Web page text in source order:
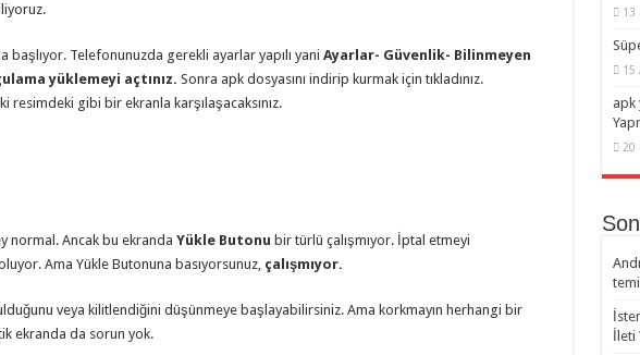
başlıyor. Telefonunuzda gerekli ayarlar yapılı yani Ayarlar- Güvenlik- Bilinmeyen
yüklemeyi açtınız. Sonra apk dosyasını indirip kurmak için tıkladınız.
resimdeki gibi bir ekranla karşılaşacaksınız.
normal. Ancak bu ekranda Yükle Butonu bir türlü çalışmıyor. İptal etmeyi
Ama Yükle Butonuna basıyorsunuz, çalışmıyor.
veya kilitlendiğini düşünmeye başlayabilirsiniz. Ama korkmayın herhangi bir
ekranda da sorun yok.
13
15
apk
20